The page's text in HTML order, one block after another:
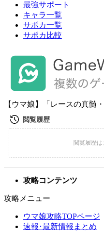
最強サポート
キャラ一覧
サポカ一覧
サポカ比較
【ウマ娘】「レースの真髄
攻略コンテンツ
攻略メニュー
ウマ娘攻略TOPページ
速報･最新情報まとめ